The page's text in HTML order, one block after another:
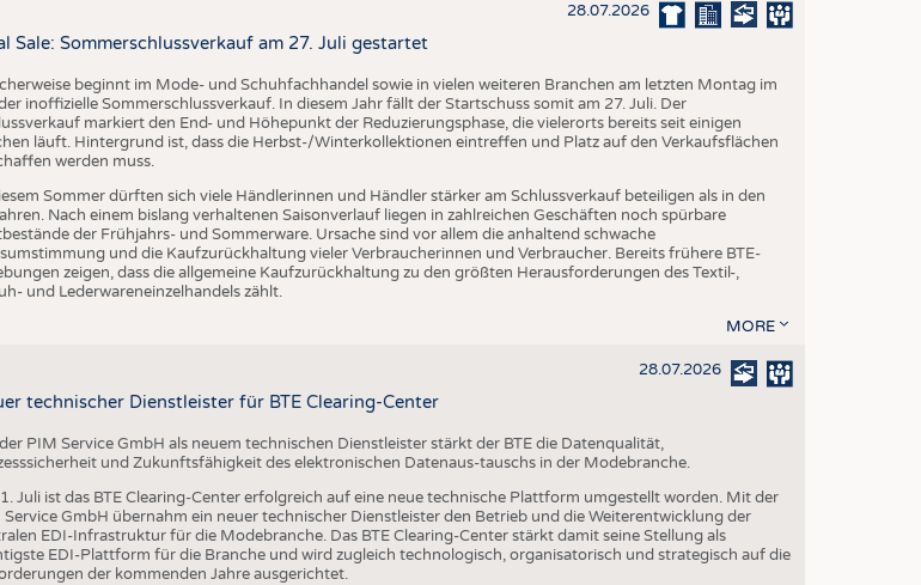
28.07.2026
Sale: Sommerschlussverkauf am 27. Juli gestartet
beginnt im Mode- und Schuhfachhandel sowie in vielen weiteren Branchen am letzten Montag im
inoffizielle Sommerschlussverkauf. In diesem Jahr fällt der Startschuss somit am 27. Juli. Der
markiert den End- und Höhepunkt der Reduzierungsphase, die vielerorts bereits seit einigen
läuft. Hintergrund ist, dass die Herbst-/Winterkollektionen eintreffen und Platz auf den Verkaufsflächen
werden muss.
Sommer dürften sich viele Händlerinnen und Händler stärker am Schlussverkauf beteiligen als in den
Nach einem bislang verhaltenen Saisonverlauf liegen in zahlreichen Geschäften noch spürbare
der Frühjahrs- und Sommerware. Ursache sind vor allem die anhaltend schwache
und die Kaufzurückhaltung vieler Verbraucherinnen und Verbraucher. Bereits frühere BTE-
zeigen, dass die allgemeine Kaufzurückhaltung zu den größten Herausforderungen des Textil-,
und Lederwareneinzelhandels zählt.
MORE
28.07.2026
technischer Dienstleister für BTE Clearing-Center
PIM Service GmbH als neuem technischen Dienstleister stärkt der BTE die Datenqualität,
und Zukunftsfähigkeit des elektronischen Datenaus-tauschs in der Modebranche.
Juli ist das BTE Clearing-Center erfolgreich auf eine neue technische Plattform umgestellt worden. Mit der
Service GmbH übernahm ein neuer technischer Dienstleister den Betrieb und die Weiterentwicklung der
EDI-Infrastruktur für die Modebranche. Das BTE Clearing-Center stärkt damit seine Stellung als
EDI-Plattform für die Branche und wird zugleich technologisch, organisatorisch und strategisch auf die
der kommenden Jahre ausgerichtet.